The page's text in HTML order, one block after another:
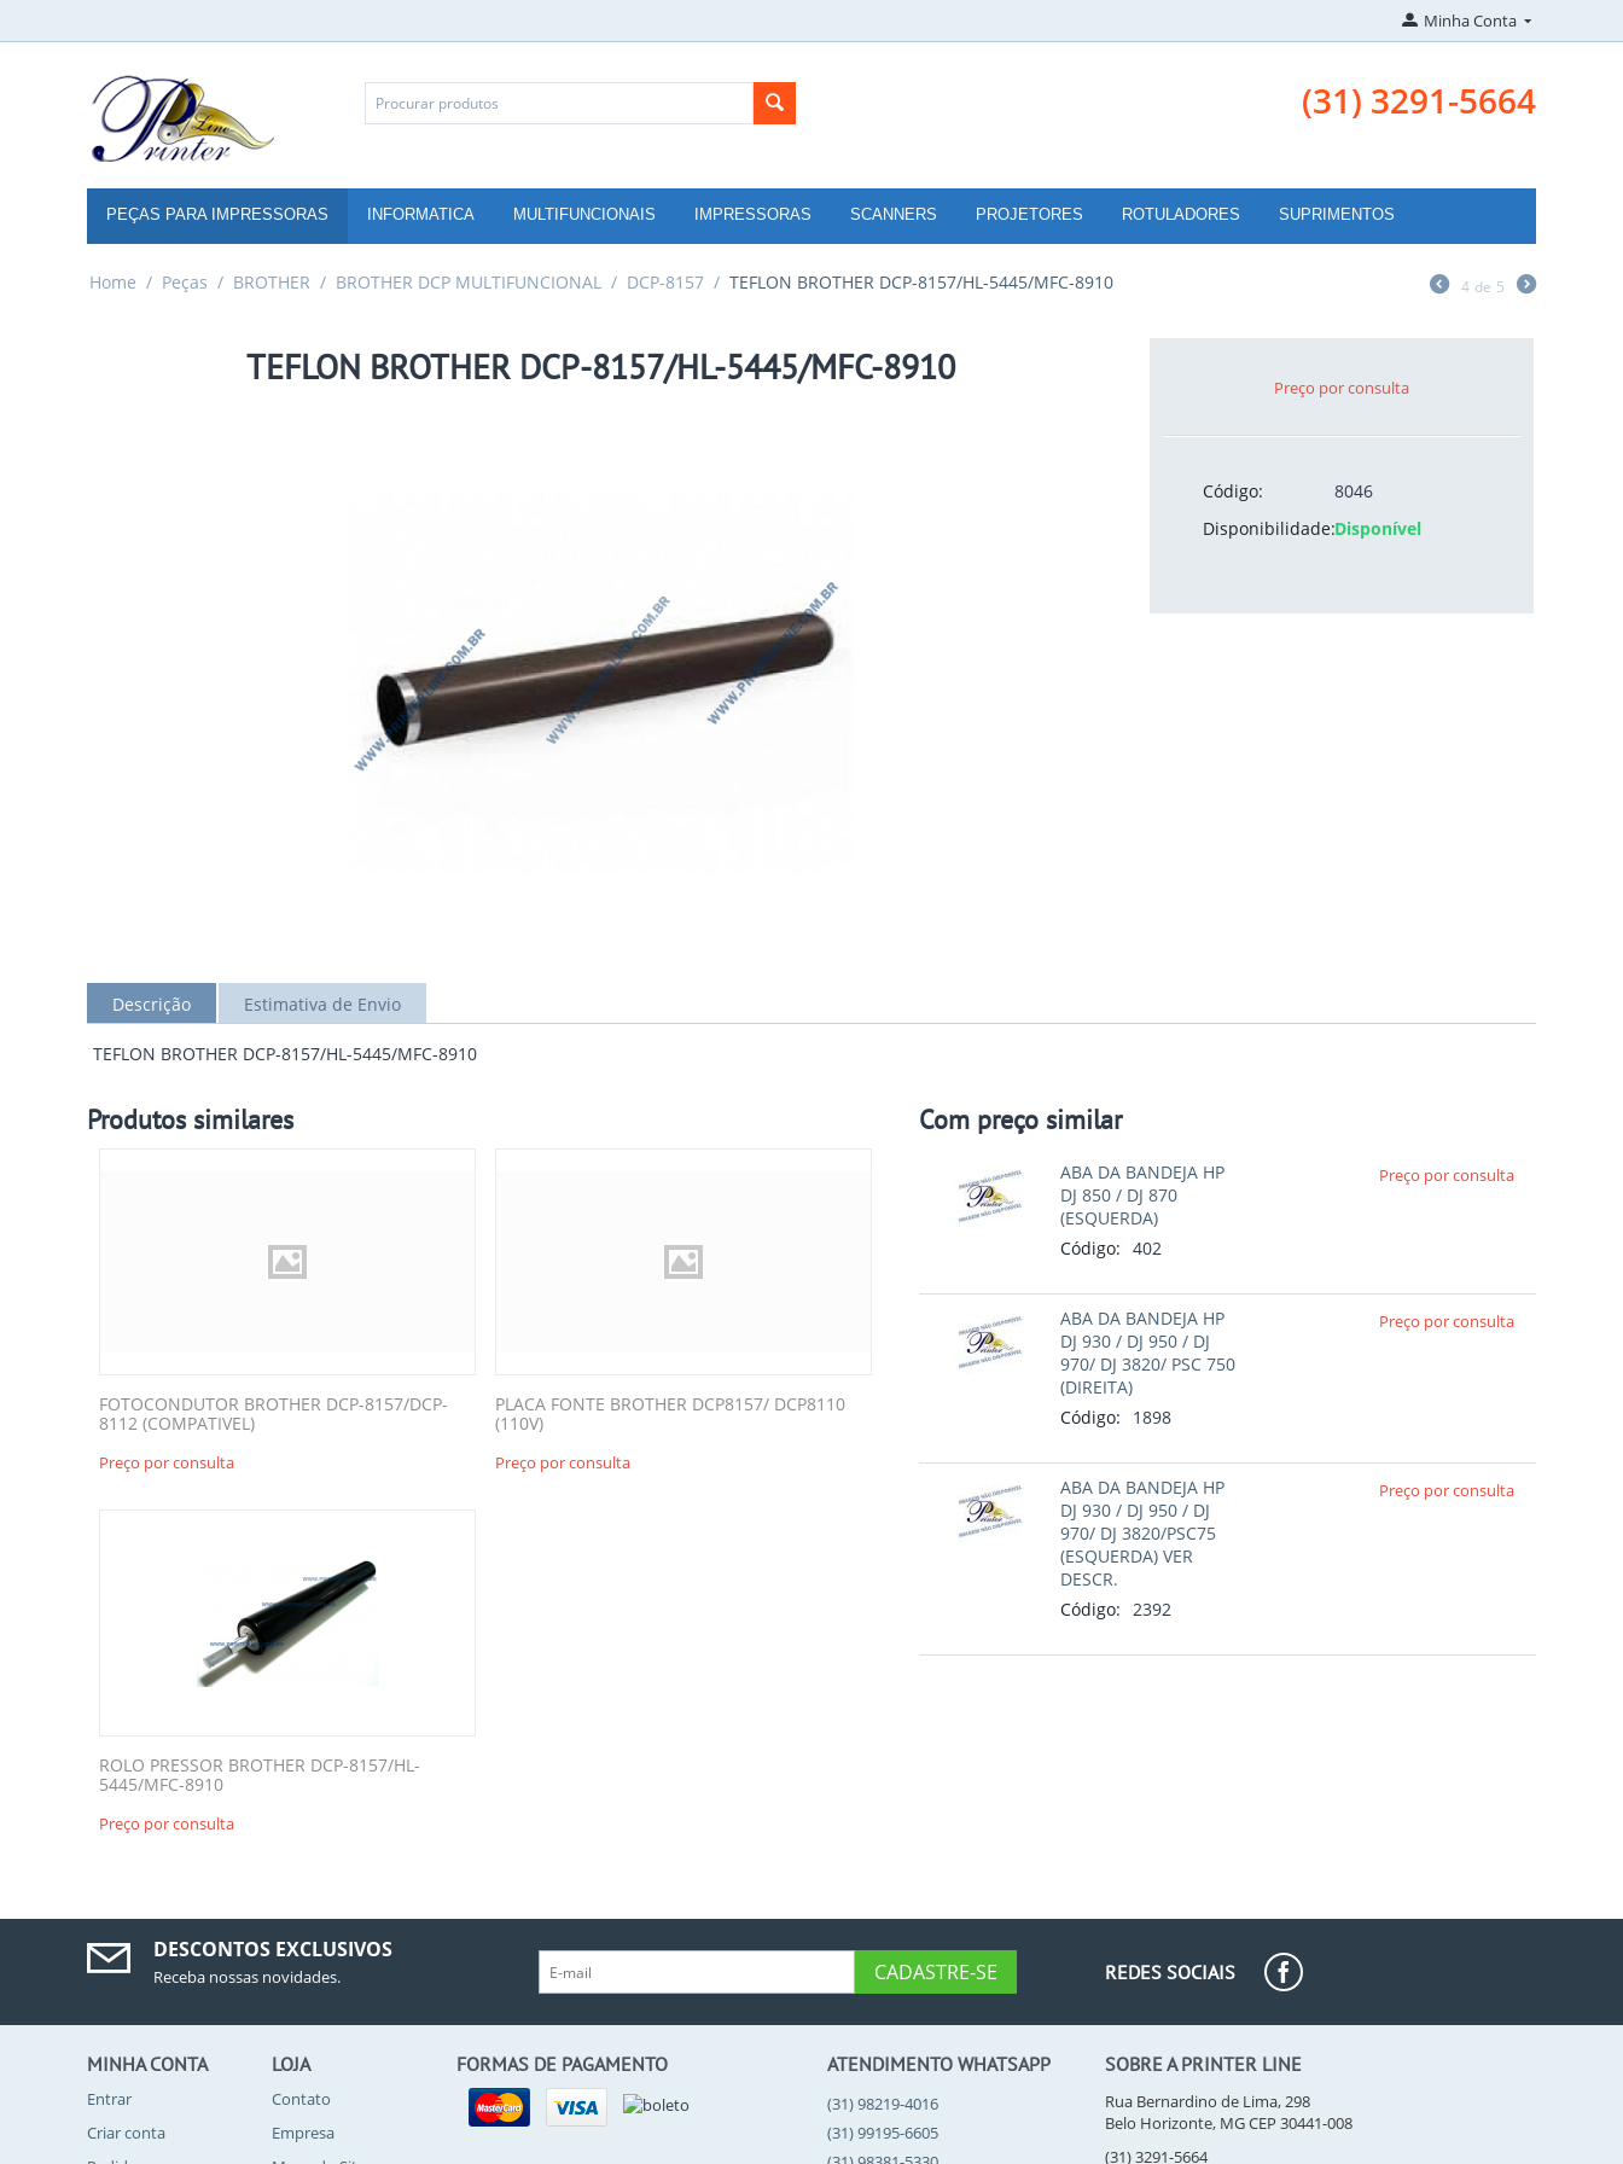
Minha Conta
(31) 3291-5664
PEÇAS PARA IMPRESSORAS INFORMATICA MULTIFUNCIONAIS IMPRESSORAS SCANNERS PROJETORES ROTULADORES SUPRIMENTOS
Home / Peças / BROTHER / BROTHER DCP MULTIFUNCIONAL / DCP-8157 / TEFLON BROTHER DCP-8157/HL-5445/MFC-8910 4 de 5
TEFLON BROTHER DCP-8157/HL-5445/MFC-8910 Preço por consulta
Código:
8046
Disponibilidade:Disponível
Descrição Estimativa de Envio
TEFLON BROTHER DCP-8157/HL-5445/MFC-8910
Produtos similares
FOTOCONDUTOR BROTHER DCP-8157/DCP-
8112 (COMPATIVEL)
Preço por consulta
PLACA FONTE BROTHER DCP8157/ DCP8110
(110V)
Preço por consulta
ROLO PRESSOR BROTHER DCP-8157/HL-
5445/MFC-8910
Preço por consulta
Com preço similar
ABA DA BANDEJA HP
DJ 850 / DJ 870
(ESQUERDA)
Código: 402
Preço por consulta
ABA DA BANDEJA HP
DJ 930 / DJ 950 / DJ
970/ DJ 3820/ PSC 750
(DIREITA)
Código:
1898
Preço por consulta
ABA DA BANDEJA HP
DJ 930 / DJ 950 / DJ
970/ DJ 3820/PSC75
(ESQUERDA) VER
DESCR.
Código: 2392
Preço por consulta
DESCONTOS EXCLUSIVOS
Receba nossas novidades. CADASTRE-SE REDES SOCIAIS
MINHA CONTA
Entrar
Criar conta
LOJA
Contato
Empresa
FORMAS DE PAGAMENTO ATENDIMENTO WHATSAPP
(31) 98219-4016
(31) 99195-6605
SOBRE A PRINTER LINE
Rua Bernardino de Lima, 298
Belo Horizonte, MG CEP 30441-008
(31) 3291-5664